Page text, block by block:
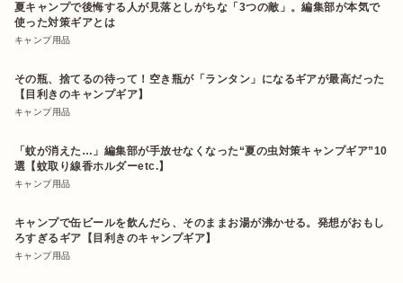
夏キャンプで後悔する人が見落としがちな「3つの敵」。編集部が本気で
使った対策ギアとは
キャンプ用品
その瓶、捨てるの待って！空き瓶が「ランタン」になるギアが最高だった
【目利きのキャンプギア】
キャンプ用品
「蚊が消えた…」編集部が手放せなくなった“夏の虫対策キャンプギア”10
選【蚊取り線香ホルダーetc.】
キャンプ用品
キャンプで缶ビールを飲んだら、そのままお湯が沸かせる。発想がおもし
ろすぎるギア【目利きのキャンプギア】
キャンプ用品